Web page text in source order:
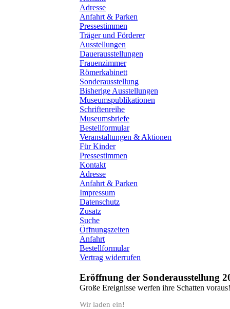
Adresse
Anfahrt & Parken
Pressestimmen
Träger und Förderer
Ausstellungen
Dauerausstellungen
Frauenzimmer
Römerkabinett
Sonderausstellung
Bisherige Ausstellungen
Museumspublikationen
Schriftenreihe
Museumsbriefe
Bestellformular
Veranstaltungen & Aktionen
Für Kinder
Pressestimmen
Kontakt
Adresse
Anfahrt & Parken
Impressum
Datenschutz
Zusatz
Suche
Öffnungszeiten
Anfahrt
Bestellformular
Vertrag widerrufen
Eröffnung der Sonderausstellung
Große Ereignisse werfen ihre Schatten voraus!
Wir laden ein!